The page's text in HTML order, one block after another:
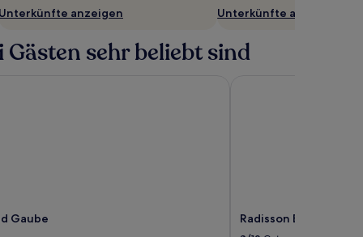
Unterkünfte anzeigen
Unterkünfte anzeigen
sehr beliebt sind
Gaube Radisson Blu Azuri